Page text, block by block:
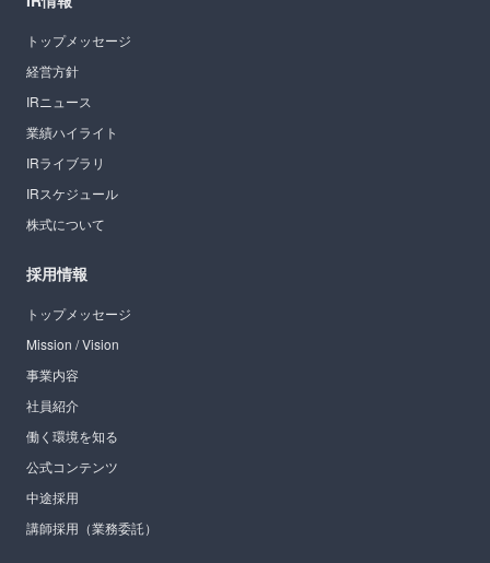
トップメッセージ
経営方針
IRニュース
業績ハイライト
IRライブラリ
IRスケジュール
株式について
採用情報
トップメッセージ
Mission / Vision
事業内容
社員紹介
働く環境を知る
公式コンテンツ
中途採用
講師採用（業務委託）